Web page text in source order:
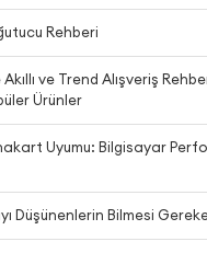
Rehberi
ve Trend Alışveriş
Ürünler
Uyumu: Bilgisayar
Düşünenlerin Bilmesi